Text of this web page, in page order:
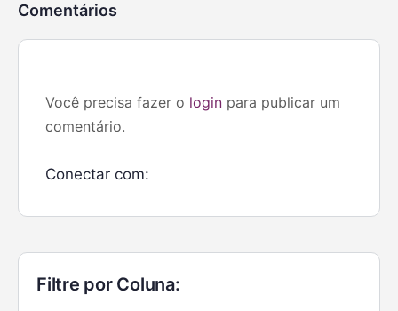
Comentários
Você precisa fazer o login para publicar um
comentário.
Conectar com:
Filtre por Coluna: